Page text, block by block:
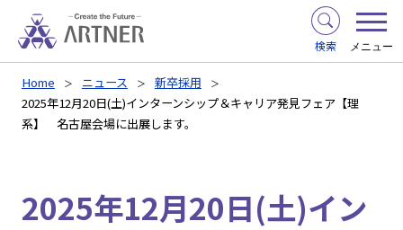
検索 メニュー
Home ニュース
新卒採用
2025年12月20日(土)インターンシップ＆キャリア発見フェア【理
系】 名古屋会場に出展します。
2025年12月20日(土)イン